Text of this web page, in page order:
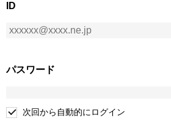
ID
パスワード
次回から自動的にログイン